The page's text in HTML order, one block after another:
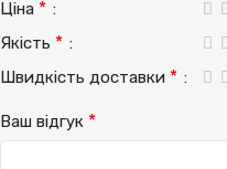
Ціна *
Якість *
Швидкість доставки *
Ваш відгук *